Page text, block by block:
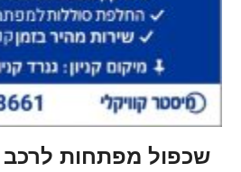
שכפול מפתחות